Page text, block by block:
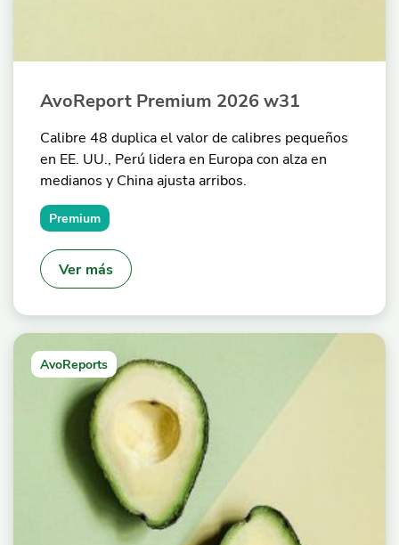
AvoReport Premium 2026 w31
Calibre 48 duplica el valor de calibres pequeños
en EE. UU., Perú lidera en Europa con alza en
medianos y China ajusta arribos.
Premium
Ver más
AvoReports